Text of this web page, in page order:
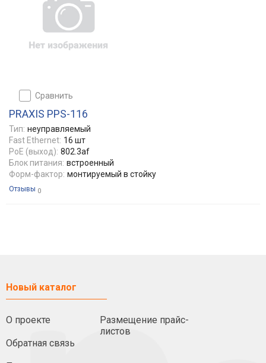
сравнить
PRAXIS PPS-116
Тип: неуправляемый
Fast Ethernet: 16 шт
PoE (выход): 802.3af
Блок питания: встроенный
Форм-фактор: монтируемый в стойку
Отзывы 0
Новый каталог
О проекте
Обратная связь
Размещение прайс-
листов